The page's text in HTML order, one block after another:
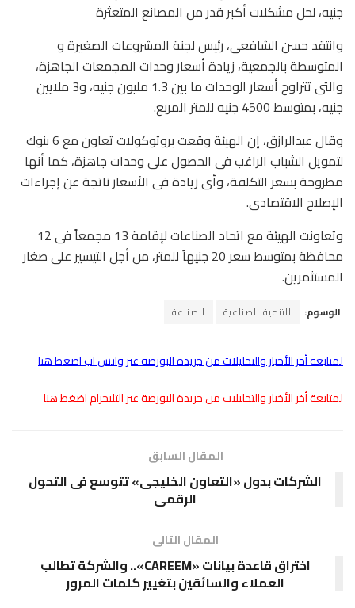
جنيه، لحل مشكلات أكبر قدر من المصانع المتعثرة
وانتقد حسن الشافعى، رئيس لجنة المشروعات الصغيرة و
المتوسطة بالجمعية، زيادة أسعار وحدات المجمعات الجاهزة،
والتى تتراوح أسعار الوحدات ما بين 1.3 مليون جنيه، و3 ملايين
جنيه، بمتوسط 4500 جنيه للمتر المربع.
وقال عبدالرازق، إن الهيئة وقعت بروتوكولات تعاون مع 6 بنوك
لتمويل الشباب الراغب فى الحصول على وحدات جاهزة، كما أنها
مطروحة بسعر التكلفة، وأى زيادة فى الأسعار ناتجة عن إجراءات
الإصلاح الاقتصادى.
وتعاونت الهيئة مع اتحاد الصناعات لإقامة 13 مجمعاً فى 12
محافظة بمتوسط سعر 20 جنيهاً للمتر، من أجل التيسير على صغار
المستثمرين.
الوسوم: التنمية الصناعية الصناعة
لمتابعة أخر الأخبار والتحليلات من جريدة البورصة عبر واتس اب اضغط هنا
لمتابعة أخر الأخبار والتحليلات من جريدة البورصة عبر التليجرام اضغط هنا
المقال السابق
الشركات بدول «التعاون الخليجى» تتوسع فى التحول
الرقمى
المقال التالى
اختراق قاعدة بيانات «CAREEM».. والشركة تطالب
العملاء والسائقين بتغيير كلمات المرور